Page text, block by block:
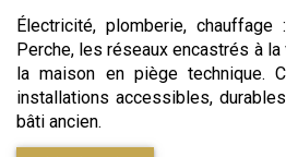
Électricité, plomberie,
Perche, les réseaux encastrés à
la maison en piège technique.
installations accessibles,
bâti ancien.